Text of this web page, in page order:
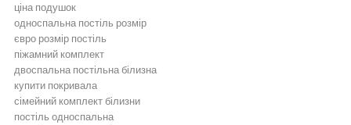
ціна подушок
односпальна постіль розмір
євро розмір постіль
піжамний комплект
двоспальна постільна білизна
купити покривала
сімейний комплект білизни
постіль односпальна